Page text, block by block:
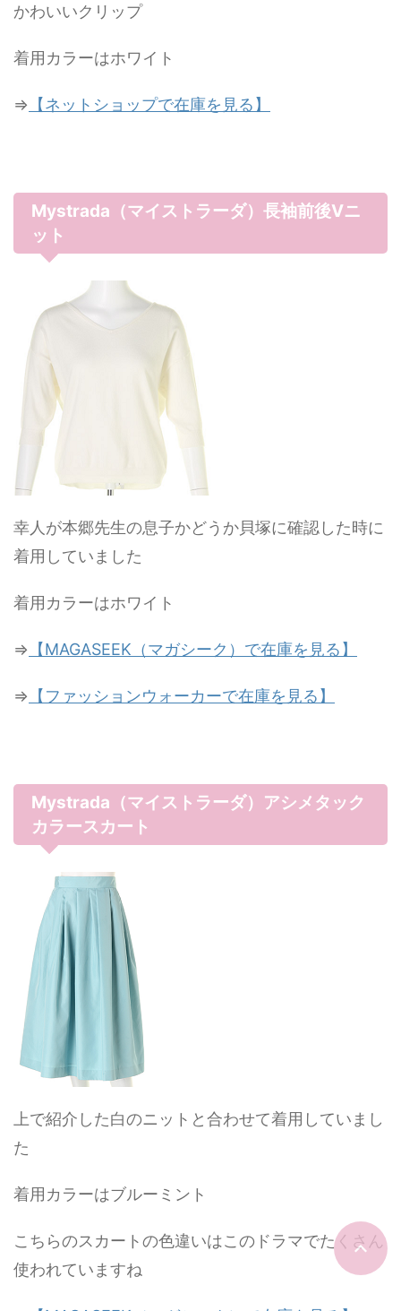
かわいいクリップ
着用カラーはホワイト
⇒ 【ネットショップで在庫を見る】
Mystrada（マイストラーダ）長袖前後Vニ
ット
幸人が本郷先生の息子かどうか貝塚に確認した時に
着用していました
着用カラーはホワイト
⇒ 【MAGASEEK（マガシーク）で在庫を見る】
⇒ 【ファッションウォーカーで在庫を見る】
Mystrada（マイストラーダ）アシメタック
カラースカート
上で紹介した白のニットと合わせて着用していまし
た
着用カラーはブルーミント
こちらのスカートの色違いはこのドラマでたくさん
使われていますね